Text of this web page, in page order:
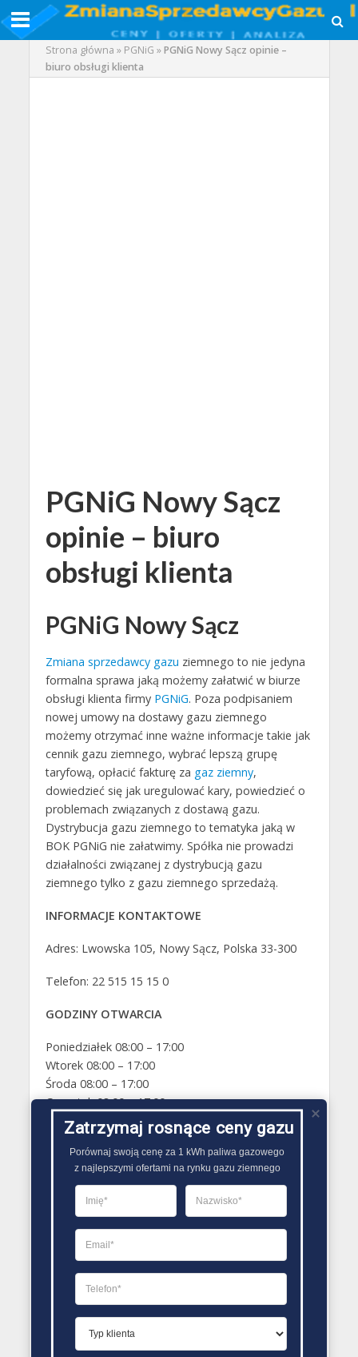
Strona główna » PGNiG »PGNiG Nowy Sącz opinie –
biuro obsługi klienta
PGNiG Nowy Sącz
opinie – biuro
obsługi klienta
PGNiG Nowy Sącz
Zmiana sprzedawcy gazu ziemnego to nie jedyna
formalna sprawa jaką możemy załatwić w biurze
obsługi klienta firmy PGNiG. Poza podpisaniem
nowej umowy na dostawy gazu ziemnego
możemy otrzymać inne ważne informacje takie jak
cennik gazu ziemnego, wybrać lepszą grupę
taryfową, opłacić fakturę za gaz ziemny,
dowiedzieć się jak uregulować kary, powiedzieć o
problemach związanych z dostawą gazu.
Dystrybucja gazu ziemnego to tematyka jaką w
BOK PGNiG nie załatwimy. Spółka nie prowadzi
działalności związanej z dystrybucją gazu
ziemnego tylko z gazu ziemnego sprzedażą.
INFORMACJE KONTAKTOWE
Adres: Lwowska 105, Nowy Sącz, Polska 33-300
Telefon: 22 515 15 15 0
GODZINY OTWARCIA
Poniedziałek 08:00 – 17:00
Wtorek 08:00 – 17:00
Środa 08:00 – 17:00
Czwartek 08:00 – 17:00
Piątek 08:00 – 17:00
Sobota Zamknięte
Niedziela Zamknięte
PORÓWNYWARKA OFERT GAZU
Zatrzymaj rosnące ceny gazu
Porównaj swoją cenę za 1 kWh paliwa gazowego
z najlepszymi ofertami na rynku gazu ziemnego